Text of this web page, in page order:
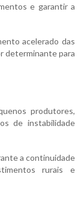
e garantir a
acelerado das
determinante para
produtores,
de instabilidade
a continuidade
rurais e